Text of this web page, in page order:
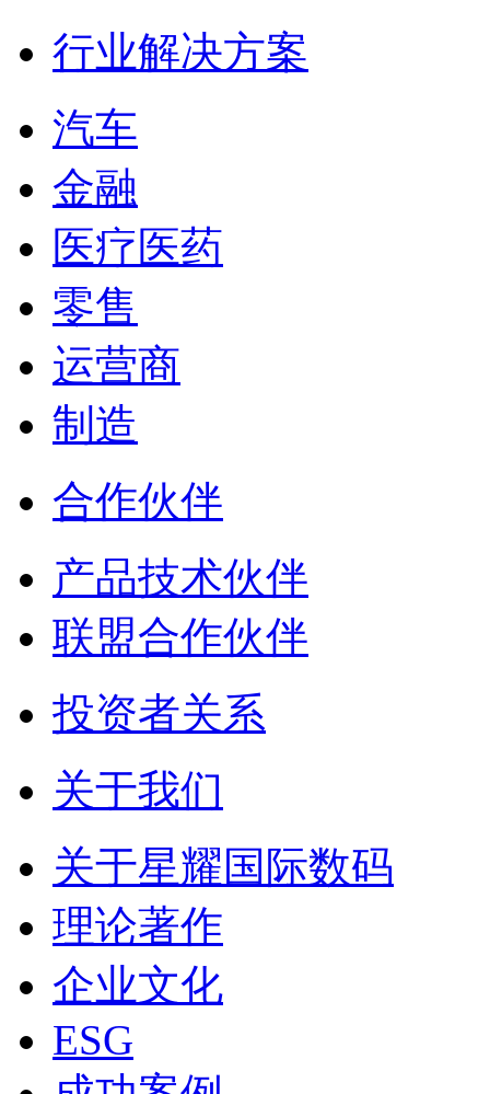
行业解决方案
汽车
金融
医疗医药
零售
运营商
制造
合作伙伴
产品技术伙伴
联盟合作伙伴
投资者关系
关于我们
关于星耀国际数码
理论著作
企业文化
ESG